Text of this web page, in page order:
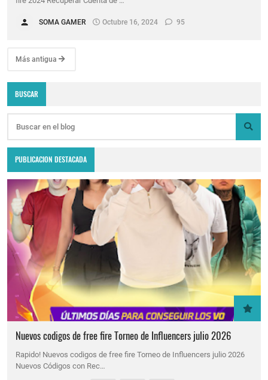
SOMA GAMER Octubre 16, 2024 95
Más antigua
BUSCAR
PUBLICACION DESTACADA
Nuevos codigos de free fire Torneo de Influencers julio 2026
Rapido! Nuevos codigos de free fire Torneo de Influencers julio 2026
Nuevos Códigos con Rec…